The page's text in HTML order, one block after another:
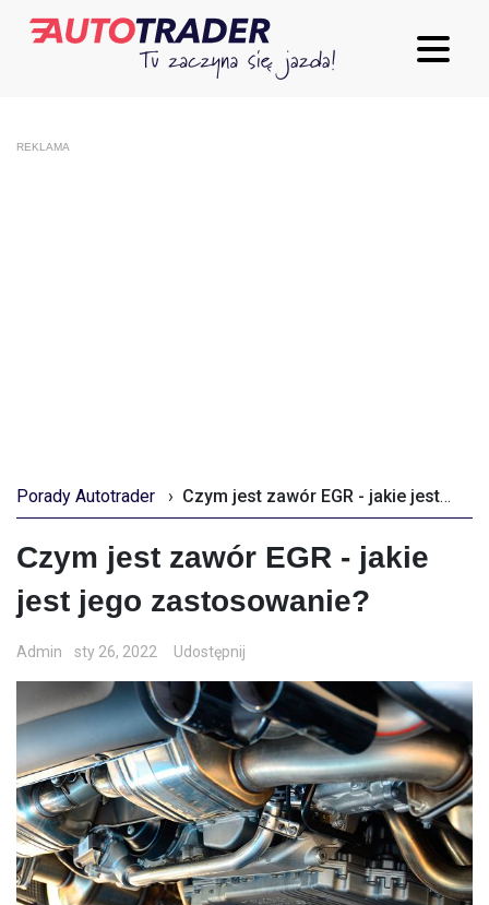
REKLAMA
Porady Autotrader › Czym jest zawór EGR - jakie jest jego zastosowanie?
Czym jest zawór EGR - jakie
jest jego zastosowanie?
Admin sty 26, 2022 Udostępnij